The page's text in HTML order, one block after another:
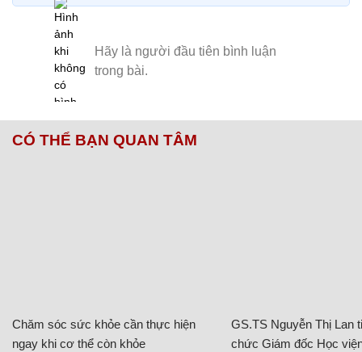
CÓ THỂ BẠN QUAN TÂM
Chăm sóc sức khỏe cần thực hiện
ngay khi cơ thể còn khỏe
GS.TS Nguyễn Thị Lan
chức Giám đốc Học